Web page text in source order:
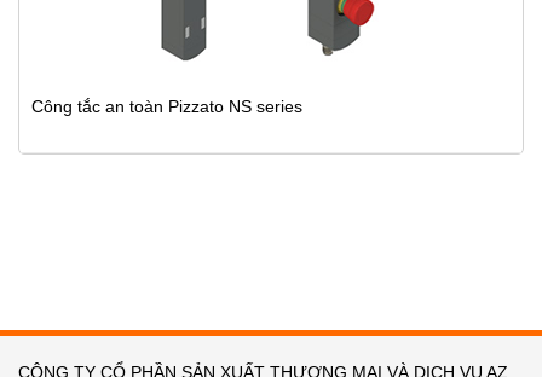
Công tắc an toàn Pizzato NS series
CÔNG TY CỔ PHẦN SẢN XUẤT THƯƠNG MẠI VÀ DỊCH VỤ AZ